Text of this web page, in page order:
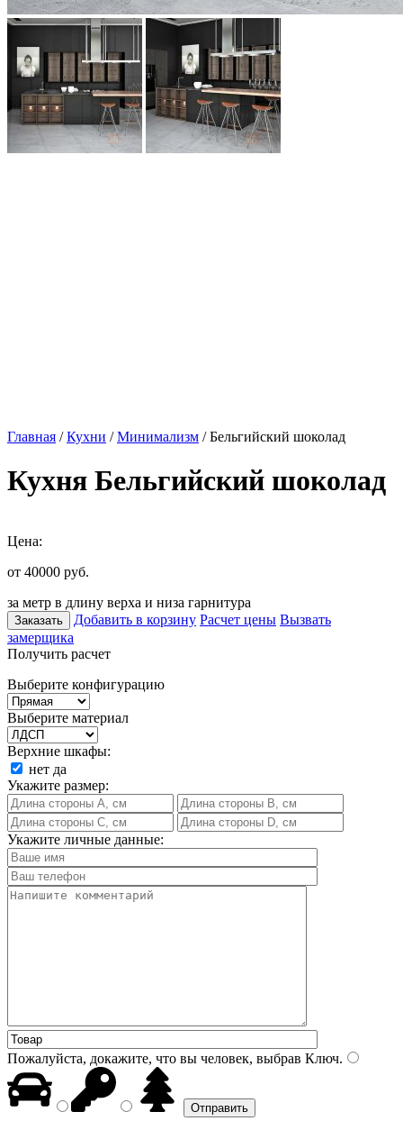
Главная /Кухни /Минимализм / Бельгийский шоколад
Кухня Бельгийский шоколад
Цена:
от 40000 руб.
за метр в длину верха и низа гарнитура
Заказать Добавить в корзину Расчет цены Вызвать
замерщика
Получить расчет
Выберите конфигурацию
Выберите материал
Верхние шкафы:
нет да
Укажите размер:
Укажите личные данные:
Пожалуйста, докажите, что вы человек, выбрав Ключ.